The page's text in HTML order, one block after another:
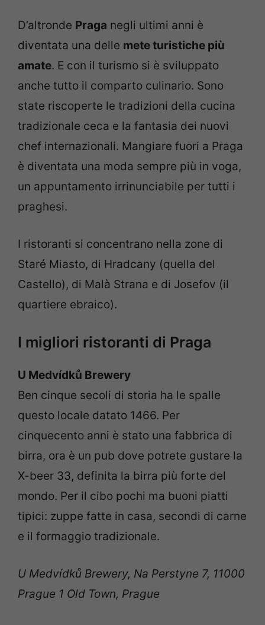
D’altronde Praga negli ultimi anni è
diventata una delle mete turistiche più
amate. E con il turismo si è sviluppato
anche tutto il comparto culinario. Sono
state riscoperte le tradizioni della cucina
tradizionale ceca e la fantasia dei nuovi
chef internazionali. Mangiare fuori a Praga
è diventata una moda sempre più in voga,
un appuntamento irrinunciabile per tutti i
praghesi.
I ristoranti si concentrano nella zone di
Staré Miasto, di Hradcany (quella del
Castello), di Malà Strana e di Josefov (il
quartiere ebraico).
I migliori ristoranti di Praga
U Medvídků Brewery
Ben cinque secoli di storia ha le spalle
questo locale datato 1466. Per
cinquecento anni è stato una fabbrica di
birra, ora è un pub dove potrete gustare la
X-beer 33, definita la birra più forte del
mondo. Per il cibo pochi ma buoni piatti
tipici: zuppe fatte in casa, secondi di carne
e il formaggio tradizionale.
U Medvídků Brewery, Na Perstyne 7, 11000
Prague 1 Old Town, Prague